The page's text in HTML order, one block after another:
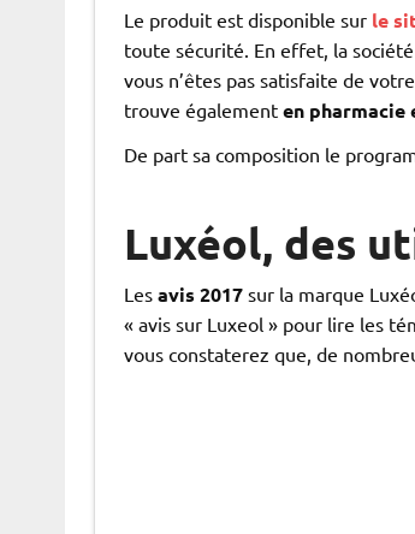
Le produit est disponible sur le
toute sécurité. En effet, la
vous n’êtes pas satisfaite de
trouve également en pharmacie
De part sa composition le
Luxéol, des
Les avis 2017 sur la marque
« avis sur Luxeol » pour lire les
vous constaterez que, de